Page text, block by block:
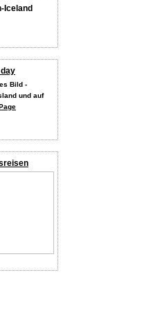
Iceland
Bild -
und auf